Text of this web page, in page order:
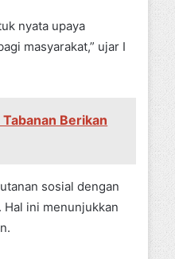
nyata upaya
masyarakat,” ujar I
Berikan
sosial dengan
Hal ini menunjukkan